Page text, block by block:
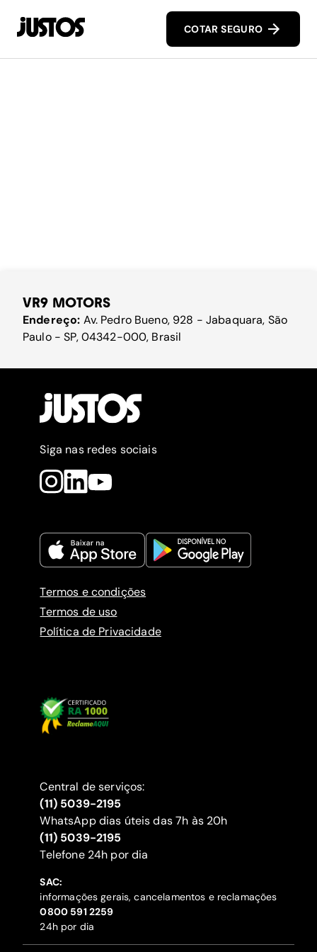
COTAR SEGURO
VR9 MOTORS
Endereço: Av. Pedro Bueno, 928 - Jabaquara, São
Paulo - SP, 04342-000, Brasil
Siga nas redes sociais
Termos e condições
Termos de uso
Política de Privacidade
Central de serviços:
(11) 5039-2195
WhatsApp dias úteis das 7h às 20h
(11) 5039-2195
‍Telefone 24h por dia
SAC:
informações gerais, cancelamentos e reclamações
‍0800 591 2259
24h por dia